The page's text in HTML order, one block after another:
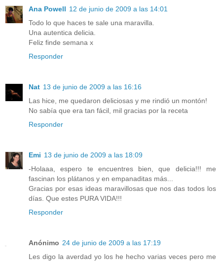
Ana Powell 12 de junio de 2009 a las 14:01
Todo lo que haces te sale una maravilla.
Una autentica delicia.
Feliz finde semana x
Responder
Nat 13 de junio de 2009 a las 16:16
Las hice, me quedaron deliciosas y me rindió un montón!
No sabía que era tan fácil, mil gracias por la receta
Responder
Emi 13 de junio de 2009 a las 18:09
-Holaaa, espero te encuentres bien, que delicia!!! me
fascinan los plátanos y en empanaditas más...
Gracias por esas ideas maravillosas que nos das todos los
días. Que estes PURA VIDA!!!
Responder
Anónimo 24 de junio de 2009 a las 17:19
Les digo la averdad yo los he hecho varias veces pero me